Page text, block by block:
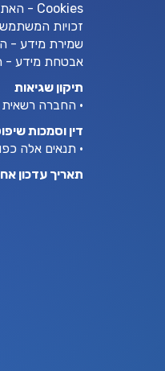
Cookies - האתר משתמש ב-Cookies לצורך תפעול ושיפור חוויית המשתמש. ניתן לנהל או לחסום Cookies דרך הדפדפן.
זכויות
שמירת מידע -
אבטחת מידע -
תיקון שגיאות
• החברה רשאית
דין וסמכות
• תנאים אלה
תאריך עדכון